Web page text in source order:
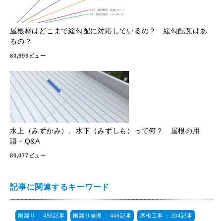
屋根材はどこまで緩勾配に対応しているの？ 緩勾配瓦はあ
るの？
80,993ビュー
水上（みずかみ）、水下（みずしも）って何？ 屋根の用
語・Q&A
80,077ビュー
記事に関連するキーワード
雨漏り ：493記事 雨漏り修理 ：446記事 屋根工事 ：334記事